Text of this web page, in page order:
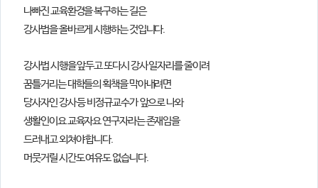
나빠진 교육환경을 복구하는 길은
강사법을 올바르게 시행하는 것입니다.
강사법 시행을 앞두고 또다시 강사 일자리를 줄이려
꿈틀거리는 대학들의 획책을 막아내려면
당사자인 강사 등 비정규교수가 앞으로 나와
생활인이요 교육자요 연구자라는 존재임을
드러내고 외쳐야 합니다.
머뭇거릴 시간도 여유도 없습니다.